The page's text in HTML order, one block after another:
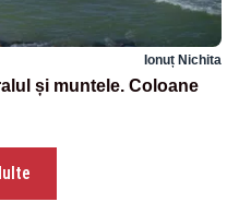
Ionuț Nichita
și muntele. Coloane